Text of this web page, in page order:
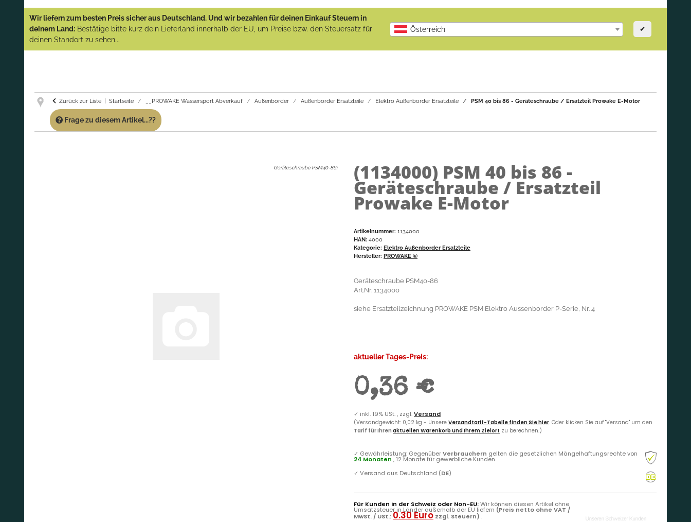
(Abverkauf)!
GARANTIE UND SERVICE:
Artikeln einfach an!
Wir liefern zum besten Preis sicher aus Deutschland. Und wir bezahlen für deinen Einkauf Steuern in
deinem Land: Bestätige bitte kurz dein Lieferland innerhalb der EU, um Preise bzw. den Steuersatz für
deinen Standort zu sehen...
Österreich ✔
Zurück zur Liste Startseite __PROWAKE Wassersport Abverkauf Außenborder Außenborder Ersatzteile Elektro Außenborder Ersatzteile PSM 40 bis 86 - Geräteschraube / Ersatzteil Prowake E-Motor
Frage zu diesem Artikel...??
Geräteschraube PSM40-86: (1134000) PSM 40 bis 86 -
Geräteschraube / Ersatzteil
Prowake E-Motor
Artikelnummer: 1134000
HAN: 4000
Kategorie: Elektro Außenborder Ersatzteile
Hersteller: PROWAKE ®
Geräteschraube PSM40-86
Art.Nr. 1134000
siehe Ersatzteilzeichnung PROWAKE PSM Elektro Aussenborder P-Serie, Nr. 4
aktueller Tages-Preis:
0,36 €
✓ inkl. 19% USt. , zzgl.Versand
(Versandgewicht: 0,02 kg - Unsere Versandtarif-Tabelle finden Sie hier. Oder klicken Sie auf "Versand" um den
Tarif für Ihren aktuellen Warenkorb und Ihrem Zielort zu berechnen.)
✓ Gewährleistung: GegenüberVerbrauchern gelten die gesetzlichen Mängelhaftungsrechte von
24 Monaten , 12 Monate für gewerbliche Kunden.
✓ Versand aus Deutschland (DE)
Für Kunden in der Schweiz oder Non-EU:Wir können diesen Artikel ohne
Umsatzsteuer in Länder außerhalb der EU liefern (Preis netto ohne VAT /
MwSt. / USt.: 0.30 Euro zzgl. Steuern) .